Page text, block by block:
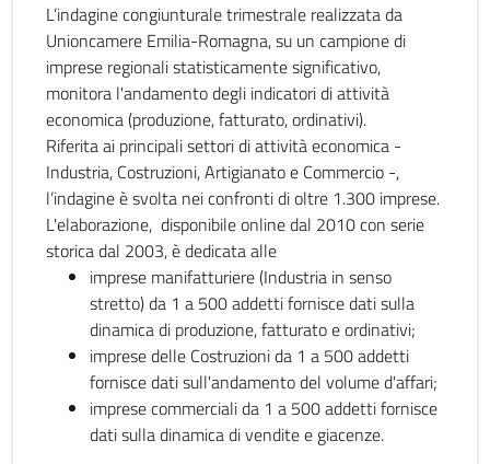
L’indagine congiunturale trimestrale realizzata da
Unioncamere Emilia-Romagna, su un campione di
imprese regionali statisticamente significativo,
monitora l'andamento degli indicatori di attività
economica (produzione, fatturato, ordinativi).
Riferita ai principali settori di attività economica -
Industria, Costruzioni, Artigianato e Commercio -,
l’indagine è svolta nei confronti di oltre 1.300 imprese.
L'elaborazione, disponibile online dal 2010 con serie
storica dal 2003, è dedicata alle
imprese manifatturiere (Industria in senso
stretto) da 1 a 500 addetti fornisce dati sulla
dinamica di produzione, fatturato e ordinativi;
imprese delle Costruzioni da 1 a 500 addetti
fornisce dati sull'andamento del volume d'affari;
imprese commerciali da 1 a 500 addetti fornisce
dati sulla dinamica di vendite e giacenze.